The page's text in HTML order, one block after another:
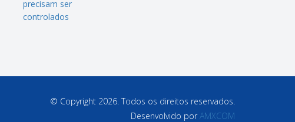
© Copyright 2026. Todos os direitos reservados.
Desenvolvido porAMXCOM